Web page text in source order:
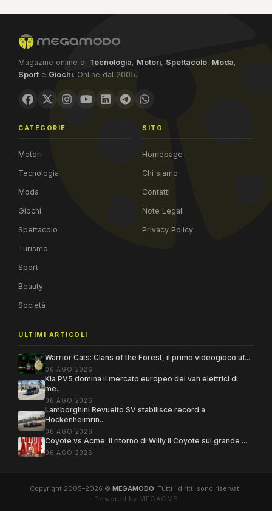
Magazine online di Tecnologia, Motori, Spettacolo, Moda,
Sport e Giochi. Online dal 2005.
CATEGORIE
Motori
Tecnologia
Moda
Giochi
Spettacolo
Turismo
Sport
Beauty
Società
SITO
Homepage
Chi siamo
Contatti
Note Legali
Privacy Policy
ULTIMI ARTICOLI
Warrior Cats: Clans of the Forest, il primo videogioco uf...
06 AGO 2026
Kia PV5 domina il mercato europeo dei van elettrici di
me...
06 AGO 2026
Lamborghini Revuelto SV stabilisce record a
Hockenheimrin...
06 AGO 2026
Coyote vs Acme: il ritorno di Willy il Coyote sul grande ...
06 AGO 2026
Copyright 2005–2026 © MEGAMODO. Tutti i diritti sono riservati.
Powered by MEGACMS